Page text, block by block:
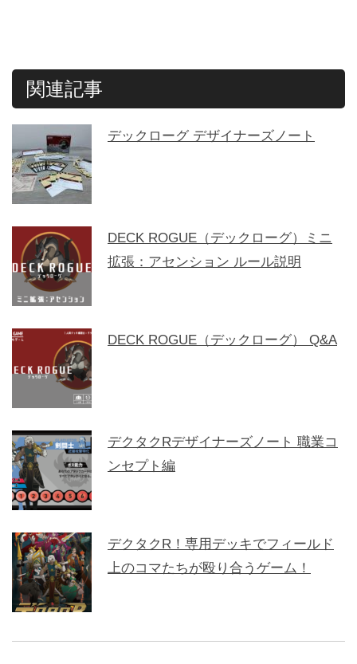
関連記事
デックローグ デザイナーズノート
DECK ROGUE（デックローグ）ミニ
拡張：アセンション ルール説明
DECK ROGUE（デックローグ） Q&A
デクタクRデザイナーズノート 職業コ
ンセプト編
デクタクR！専用デッキでフィールド
上のコマたちが殴り合うゲーム！